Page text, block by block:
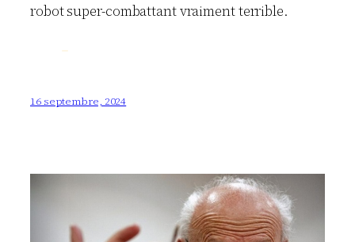
robot super-combattant vraiment terrible.
16 septembre, 2024